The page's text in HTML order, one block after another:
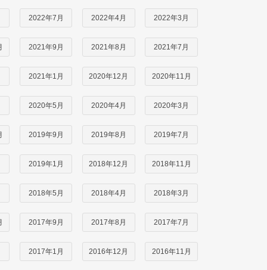
2022年7月 2022年4月 2022年3月
2021年9月 2021年8月 2021年7月
2021年1月 2020年12月 2020年11月
2020年5月 2020年4月 2020年3月
2019年9月 2019年8月 2019年7月
2019年1月 2018年12月 2018年11月
2018年5月 2018年4月 2018年3月
2017年9月 2017年8月 2017年7月
2017年1月 2016年12月 2016年11月